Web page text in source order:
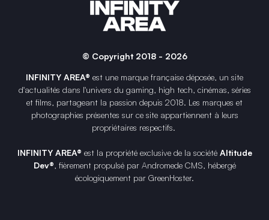
© Copyright 2018 - 2026
INFINITY AREA® est une marque française déposée, un site
d'actualités dans l'univers du gaming, high tech, cinémas, séries
et films, partageant la passion depuis 2018. Les marques et
photographies présentes sur ce site appartiennent à leurs
propriétaires respectifs.
INFINITY AREA® est la propriété exclusive de la société Altitude
Dev®, fièrement propulsé par Andromede CMS, hébergé
écologiquement par GreenHoster.